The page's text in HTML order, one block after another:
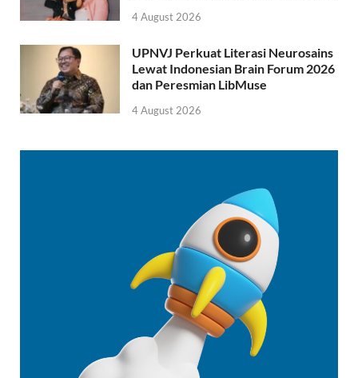
4 August 2026
UPNVJ Perkuat Literasi Neurosains
Lewat Indonesian Brain Forum 2026
dan Peresmian LibMuse
4 August 2026